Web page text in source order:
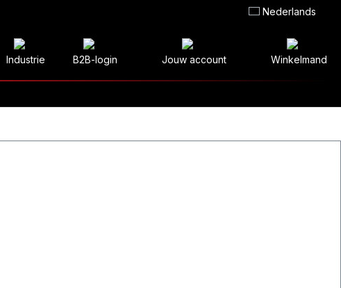
Nederlands
Industrie B2B-login Jouw account Winkelmand